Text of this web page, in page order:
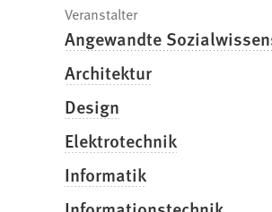
Schnelle
Fakten
Veranstalter
Angewandte
Architektur
Design
Elektrotechnik
Informatik